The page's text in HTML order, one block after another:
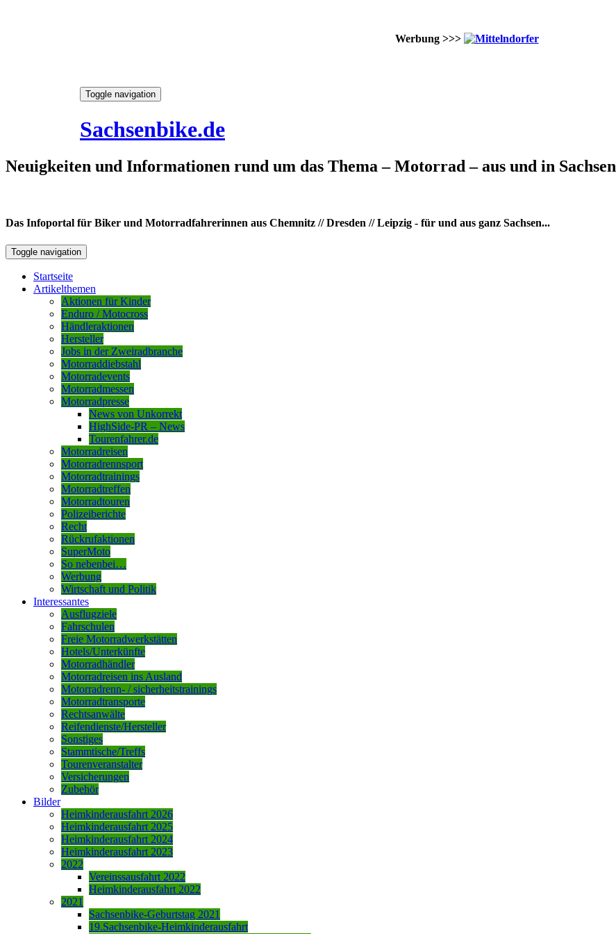
Werbung >>>
Toggle navigation
Sachsenbike.de
Neuigkeiten und Informationen rund um das Thema – Motorrad – aus und in Sachsen
Das Infoportal für Biker und Motorradfahrerinnen aus Chemnitz // Dresden // Leipzig - für und aus ganz Sachsen...
Toggle navigation
Startseite
Artikelthemen
Aktionen für Kinder
Enduro / Motocross
Händleraktionen
Hersteller
Jobs in der Zweiradbranche
Motorraddiebstahl
Motorradevents
Motorradmessen
Motorradpresse
News von Unkorrekt
HighSide-PR – News
Tourenfahrer.de
Motorradreisen
Motorradrennsport
Motorradtrainings
Motorradtreffen
Motorradtouren
Polizeiberichte
Recht
Rückrufaktionen
SuperMoto
So nebenbei…
Werbung
Wirtschaft und Politik
Interessantes
Ausflugziele
Fahrschulen
Freie Motorradwerkstätten
Hotels/Unterkünfte
Motorradhändler
Motorradreisen ins Ausland
Motorradrenn- / sicherheitstrainings
Motorradtransporte
Rechtsanwälte
Reifendienste/Hersteller
Sonstiges
Stammtische/Treffs
Tourenveranstalter
Versicherungen
Zubehör
Bilder
Heimkinderausfahrt 2026
Heimkinderausfahrt 2025
Heimkinderausfahrt 2024
Heimkinderausfahrt 2023
2022
Vereinssausfahrt 2022
Heimkinderausfahrt 2022
2021
Sachsenbike-Geburtstag 2021
19.Sachsenbike-Heimkinderausfahrt